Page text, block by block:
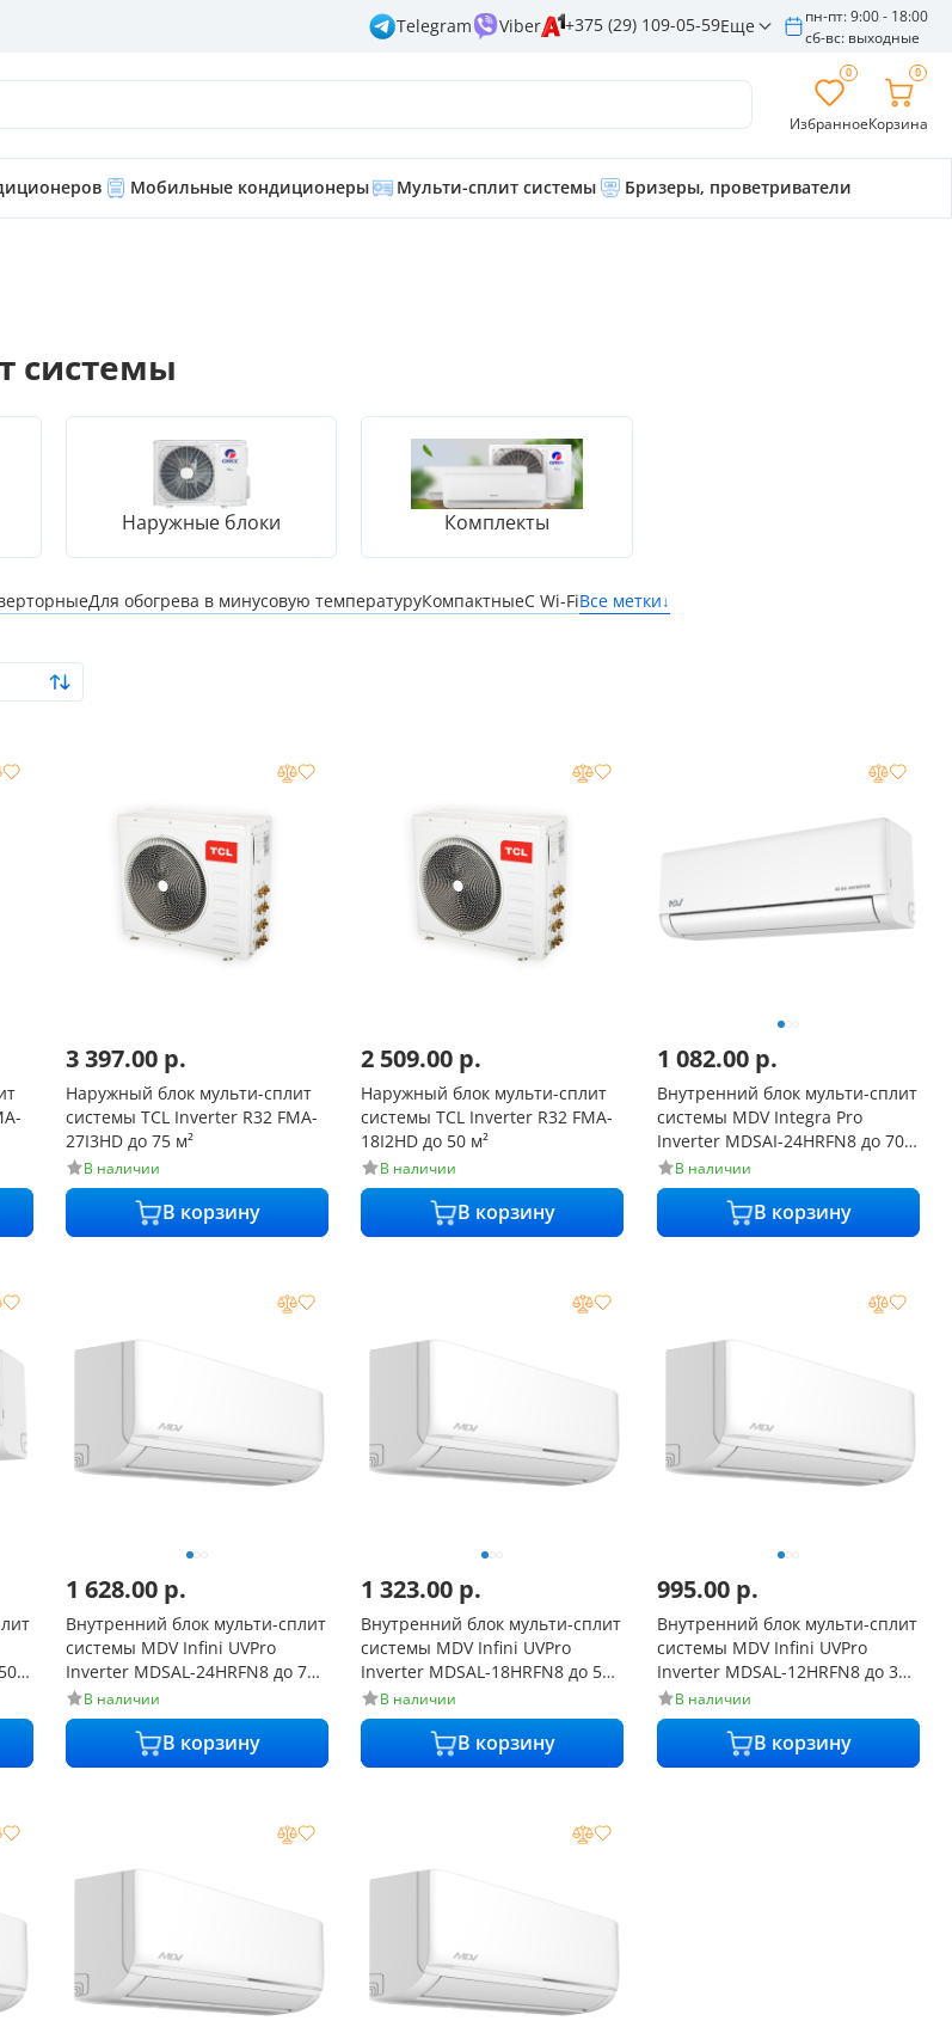
Telegram Viber +375 (29) 109-05-59Еще
пн-пт: 9:00 - 18:00
сб-вс: выходные
0
Избранное
0
Корзина
Мобильные кондиционеры Мульти-сплит системы Бризеры, проветриватели
системы
Наружные блоки Комплекты
Для обогрева в минусовую температуруКомпактныеС Wi-FiВсе метки↓
3 397.00 р.
Наружный блок мульти-сплит
системы TCL Inverter R32 FMA-
27I3HD до 75 м²
В наличии
В корзину
2 509.00 р.
Наружный блок мульти-сплит
системы TCL Inverter R32 FMA-
18I2HD до 50 м²
В наличии
В корзину
1 082.00 р.
Внутренний блок мульти-сплит
системы MDV Integra Pro
Inverter MDSAI-24HRFN8 до 70
м² от 21.5 дБ
В наличии
В корзину
1 628.00 р.
Внутренний блок мульти-сплит
системы MDV Infini UVPro
Inverter MDSAL-24HRFN8 до 70
м² от 21 дБ
В наличии
В корзину
1 323.00 р.
Внутренний блок мульти-сплит
системы MDV Infini UVPro
Inverter MDSAL-18HRFN8 до 50
м² от 20 дБ
В наличии
В корзину
995.00 р.
Внутренний блок мульти-сплит
системы MDV Infini UVPro
Inverter MDSAL-12HRFN8 до 35
м² от 21 дБ
В наличии
В корзину